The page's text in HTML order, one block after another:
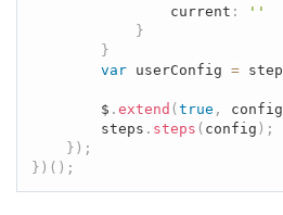
		    	current
:
''
}
}
var userConfig = step
		$
. extend ( true , config
		steps
. steps ( config ) ;
} ) ;
} ) ( ) ;